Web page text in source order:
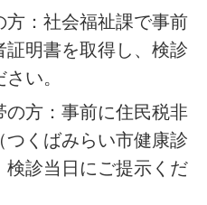
方：社会福祉課で事前
証明書を取得し、検診
い。
の方：事前に住民税非
つくばみらい市健康診
検診当日にご提示くだ